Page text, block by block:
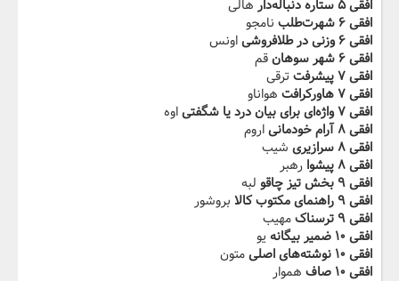
افقی ۵ ستاره دنباله‌دار
هالی
افقی ۶ شهرت‌طلب
نامجو
افقی ۶ وزنی در طلافروشی
اونس
افقی ۶ شهر سوهان
قم
افقی ۷ پیشرفت
ترقی
افقی ۷ هاورکرافت
هواناو
افقی ۷ واژه‌ای برای بیان درد یا شگفتی
اوه
افقی ۸ آرام خودمانی
اروم
افقی ۸ سرازیری
شیب
افقی ۸ پیشوا
رهبر
افقی ۹ بخش تیز چاقو
لبه
افقی ۹ راهنمای مکتوب کالا
بروشور
افقی ۹ ترسناک
مهیب
افقی ۱۰ ضمیر بیگانه
یو
افقی ۱۰ نوشته‌های اصلی
متون
افقی ۱۰ صاف
هموار